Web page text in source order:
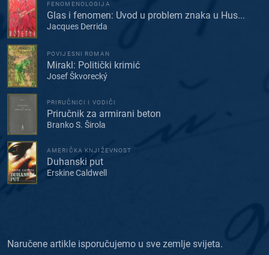
FENOMENOLOGIJA
Glas i fenomen: Uvod u problem znaka u Hus...
Jacques Derrida
POVIJESNI ROMAN
Mirakl: Politički krimić
Josef Škvorecký
PRIRUČNICI I VODIČI
Priručnik za armirani beton
Branko S. Širola
AMERIČKA KNJIŽEVNOST
Duhanski put
Erskine Caldwell
Naručene artikle isporučujemo u sve zemlje svijeta.